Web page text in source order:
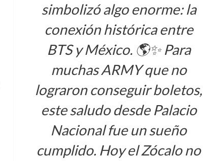
simbolizó algo enorme: la
conexión histórica entre
BTS y México. 🌎✨ Para
muchas ARMY que no
lograron conseguir boletos,
este saludo desde Palacio
Nacional fue un sueño
cumplido. Hoy el Zócalo no